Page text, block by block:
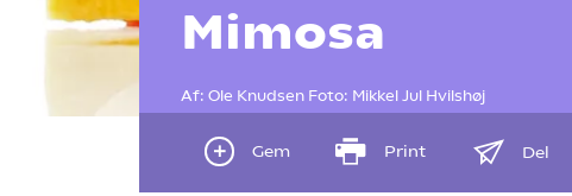
Mimosa
Af: Ole Knudsen Foto: Mikkel Jul Hvilshøj
Gem Print Del